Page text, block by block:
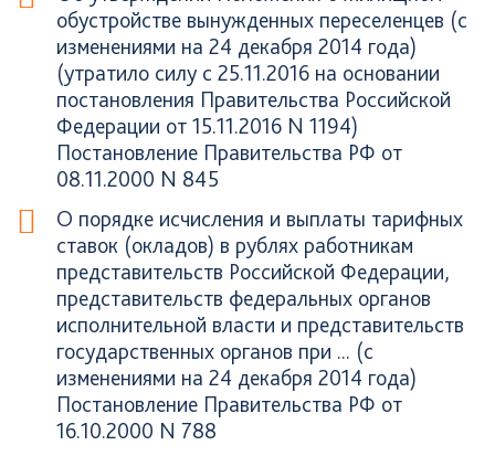
обустройстве вынужденных переселенцев (с
изменениями на 24 декабря 2014 года)
(утратило силу с 25.11.2016 на основании
постановления Правительства Российской
Федерации от 15.11.2016 N 1194)
Постановление Правительства РФ от
08.11.2000 N 845
О порядке исчисления и выплаты тарифных
ставок (окладов) в рублях работникам
представительств Российской Федерации,
представительств федеральных органов
исполнительной власти и представительств
государственных органов при ... (с
изменениями на 24 декабря 2014 года)
Постановление Правительства РФ от
16.10.2000 N 788